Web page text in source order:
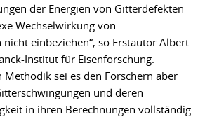
der Energien von Gitterdefekten
Wechselwirkung von
einbeziehen“, so Erstautor Albert
Institut für Eisenforschung.
sei es den Forschern aber
und deren
in ihren Berechnungen vollständig